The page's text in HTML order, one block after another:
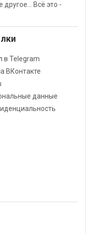
другое... Всё это -
в Telegram
ВКонтакте
данные